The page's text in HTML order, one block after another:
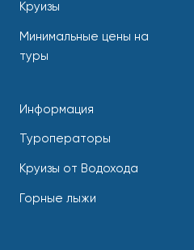
Круизы
Минимальные цены на
туры
Информация
Туроператоры
Круизы от Водохода
Горные лыжи